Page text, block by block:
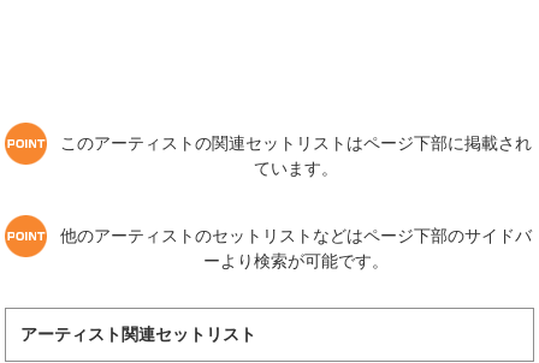
このアーティストの関連セットリストはページ下部に掲載され
ています。
他のアーティストのセットリストなどはページ下部のサイドバ
ーより検索が可能です。
アーティスト関連セットリスト